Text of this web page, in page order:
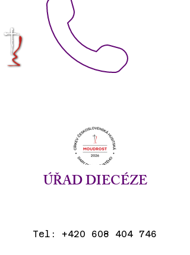
KRÁLOVÉHRADECKÁ
DIECÉZE
CÍRKVE
ČESKOSLOVENSKÉ
ÚŘAD DIECÉZE
Tel: +420 608 404 746